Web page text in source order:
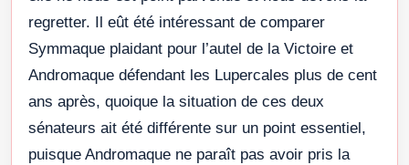
regretter. Il eût été intéressant de comparer
Symmaque plaidant pour l’autel de la Victoire et
Andromaque défendant les Lupercales plus de cent
ans après, quoique la situation de ces deux
sénateurs ait été différente sur un point essentiel,
puisque Andromaque ne paraît pas avoir pris la